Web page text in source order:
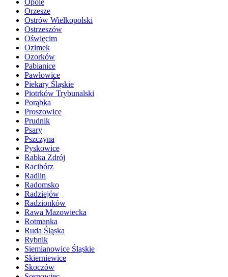
Orzesze
Ostrów Wielkopolski
Ostrzeszów
Oświęcim
Ozimek
Ozorków
Pabianice
Pawłowice
Piekary Śląskie
Piotrków Trybunalski
Porąbka
Proszowice
Prudnik
Psary
Pszczyna
Pyskowice
Rabka Zdrój
Racibórz
Radlin
Radomsko
Radziejów
Radzionków
Rawa Mazowiecka
Rotmanka
Ruda Śląska
Rybnik
Siemianowice Śląskie
Skierniewice
Skoczów